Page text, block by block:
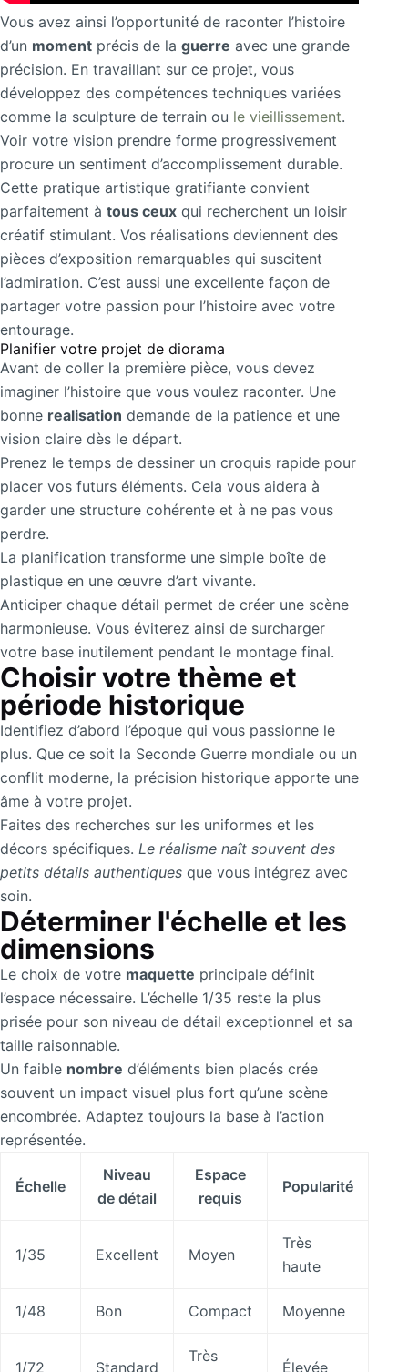
Vous avez ainsi l’opportunité de raconter l’histoire
d’un moment précis de la guerre avec une grande
précision. En travaillant sur ce projet, vous
développez des compétences techniques variées
comme la sculpture de terrain ou le vieillissement.
Voir votre vision prendre forme progressivement
procure un sentiment d’accomplissement durable.
Cette pratique artistique gratifiante convient
parfaitement à tous ceux qui recherchent un loisir
créatif stimulant. Vos réalisations deviennent des
pièces d’exposition remarquables qui suscitent
l’admiration. C’est aussi une excellente façon de
partager votre passion pour l’histoire avec votre
entourage.
Planifier votre projet de diorama
Avant de coller la première pièce, vous devez
imaginer l’histoire que vous voulez raconter. Une
bonne realisation demande de la patience et une
vision claire dès le départ.
Prenez le temps de dessiner un croquis rapide pour
placer vos futurs éléments. Cela vous aidera à
garder une structure cohérente et à ne pas vous
perdre.
La planification transforme une simple boîte de
plastique en une œuvre d’art vivante.
Anticiper chaque détail permet de créer une scène
harmonieuse. Vous éviterez ainsi de surcharger
votre base inutilement pendant le montage final.
Choisir votre thème et
période historique
Identifiez d’abord l’époque qui vous passionne le
plus. Que ce soit la Seconde Guerre mondiale ou un
conflit moderne, la précision historique apporte une
âme à votre projet.
Faites des recherches sur les uniformes et les
décors spécifiques. Le réalisme naît souvent des
petits détails authentiques que vous intégrez avec
soin.
Déterminer l'échelle et les
dimensions
Le choix de votre maquette principale définit
l’espace nécessaire. L’échelle 1/35 reste la plus
prisée pour son niveau de détail exceptionnel et sa
taille raisonnable.
Un faible nombre d’éléments bien placés crée
souvent un impact visuel plus fort qu’une scène
encombrée. Adaptez toujours la base à l’action
représentée.
Échelle
Niveau
de détail
Espace
requis
Popularité
1/35 Excellent Moyen
Très
haute
1/48 Bon Compact Moyenne
1/72 Standard
Très
Élevée